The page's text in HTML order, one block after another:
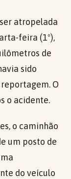
atropelada
feira (1º),
de
sido
O
o acidente.
o caminhão
um posto de
do veículo